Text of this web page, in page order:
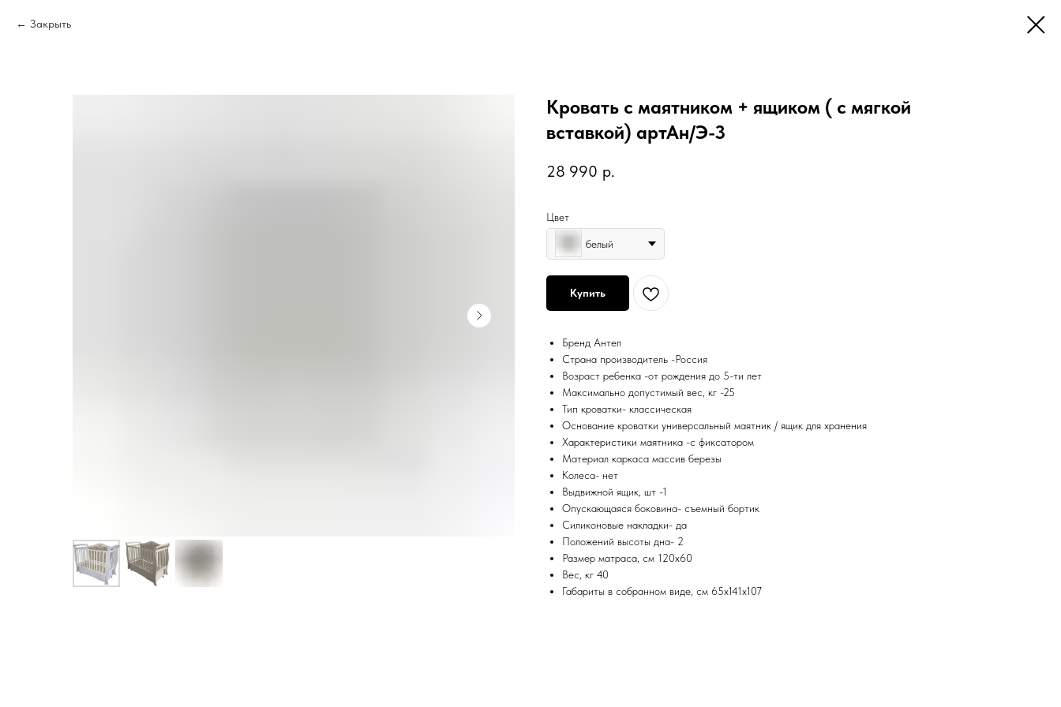
Закрыть
Кровать с маятником + ящиком ( с мягкой
вставкой) артАн/Э-3
28 990 р.
Цвет
белый
Купить
Бренд Антел
Страна производитель -Россия
Возраст ребенка -от рождения до 5-ти лет
Максимально допустимый вес, кг -25
Тип кроватки- классическая
Основание кроватки универсальный маятник / ящик для хранения
Характеристики маятника -с фиксатором
Материал каркаса массив березы
Колеса- нет
Выдвижной ящик, шт -1
Опускающаяся боковина- съемный бортик
Силиконовые накладки- да
Положений высоты дна- 2
Размер матраса, см 120х60
Вес, кг 40
Габариты в собранном виде, см 65х141х107